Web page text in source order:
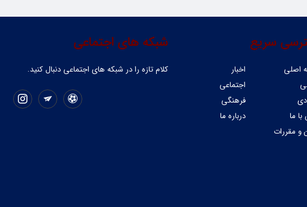
شبکه های اجتماعی
کلام تازه را در شبکه ‌های اجتماعی دنبال کنید.
سریع
اصلی
اخبار
اجتماعی
فرهنگی
ما
درباره ما
و مقررات